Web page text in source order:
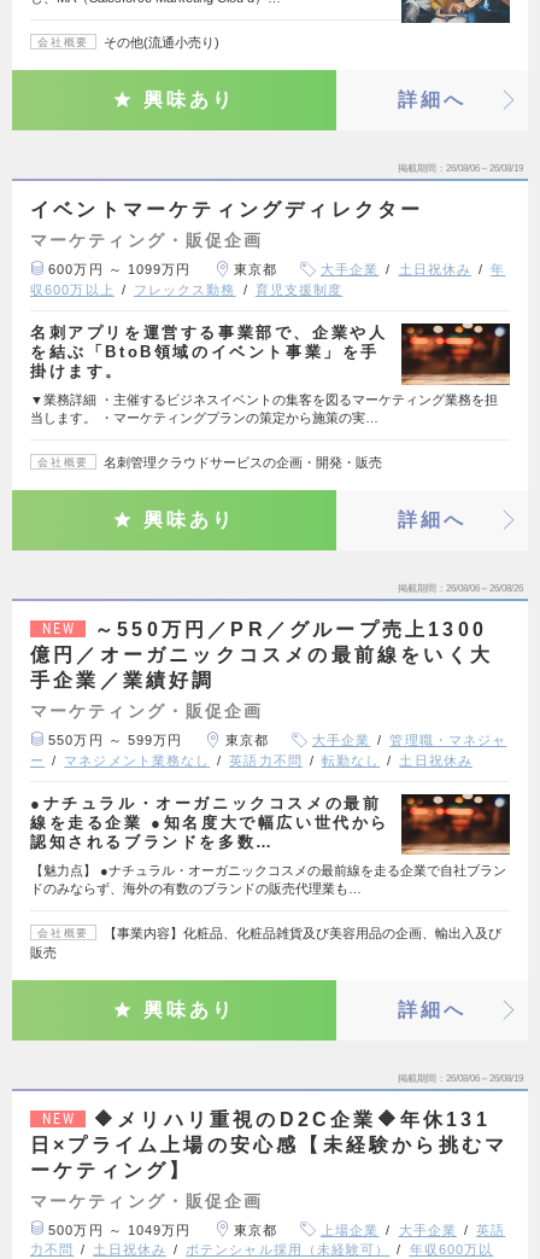
会社概要 その他(流通小売り)
興味あり 詳細へ
掲載期間 26/08/06～26/08/19
イベントマーケティングディレクター
マーケティング・販促企画
600万円 ～ 1099万円 東京都 大手企業 土日祝休み
年
収600万以上
フレックス勤務 育児支援制度
名刺アプリを運営する事業部で、企業や人
を結ぶ「BtoB領域のイベント事業」を手
掛けます。
▼業務詳細 ・主催するビジネスイベントの集客を図るマーケティング業務を担
当します。 ・マーケティングプランの策定から施策の実…
会社概要 名刺管理クラウドサービスの企画・開発・販売
興味あり 詳細へ
掲載期間 26/08/06～26/08/26
NEW
～550万円／PR／グループ売上1300
億円／オーガニックコスメの最前線をいく大
手企業／業績好調
マーケティング・販促企画
550万円 ～ 599万円 東京都 大手企業
管理職・マネジャ
ー
マネジメント業務なし 英語力不問 転勤なし 土日祝休み
●ナチュラル・オーガニックコスメの最前
線を走る企業 ●知名度大で幅広い世代から
認知されるブランドを多数…
【魅力点】 ●ナチュラル・オーガニックコスメの最前線を走る企業で自社ブラン
ドのみならず、海外の有数のブランドの販売代理業も…
会社概要
【事業内容】化粧品、化粧品雑貨及び美容用品の企画、輸出入及び
販売
興味あり 詳細へ
掲載期間 26/08/06～26/08/19
NEW
🔶メリハリ重視のD2C企業🔶年休131
日×プライム上場の安心感【未経験から挑むマ
ーケティング】
マーケティング・販促企画
500万円 ～ 1049万円 東京都 上場企業 大手企業
英語
力不問
土日祝休み ポテンシャル採用（未経験可）
年収600万以